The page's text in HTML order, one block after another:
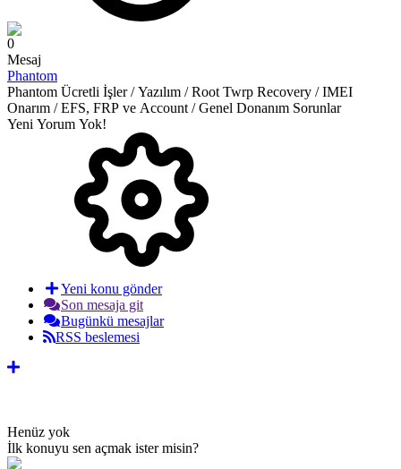
0
Mesaj
Phantom
Phantom Ücretli İşler / Yazılım / Root Twrp Recovery / IMEI
Onarım / EFS, FRP ve Account / Genel Donanım Sorunlar
Yeni Yorum Yok!
Yeni konu gönder
Son mesaja git
Bugünkü mesajlar
RSS beslemesi
Henüz yok
İlk konuyu sen açmak ister misin?